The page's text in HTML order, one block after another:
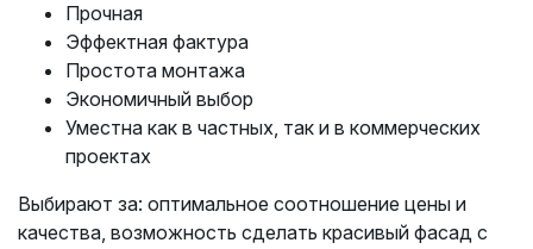
Прочная
Эффектная фактура
Простота монтажа
Экономичный выбор
Уместна как в частных, так и в коммерческих
проектах
Выбирают за: оптимальное соотношение цены и
качества, возможность сделать красивый фасад с